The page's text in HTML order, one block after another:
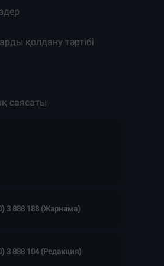
қолдану тәртібі
саясаты
3 888 188 (Жарнама)
3 888 104 (Редакция)